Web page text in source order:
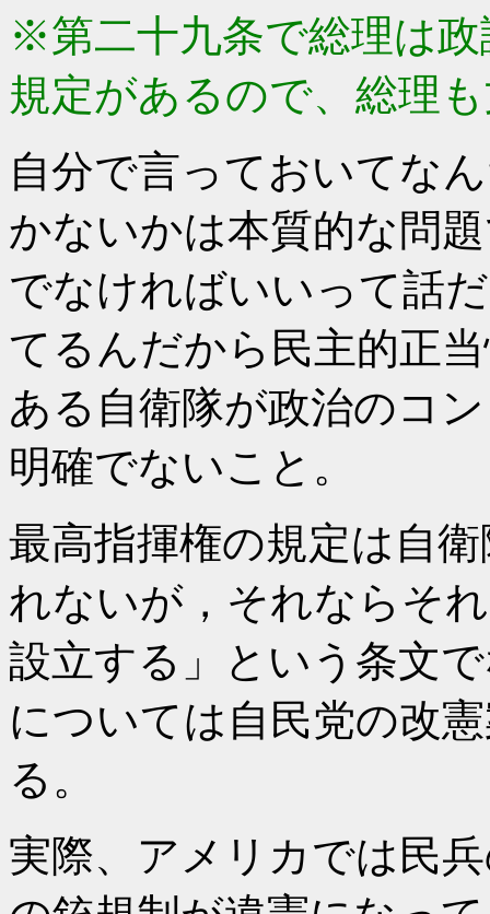
※第二十九条で総理は
規定があるので、総理
自分で言っておいてな
かないかは本質的な問
でなければいいって話
てるんだから民主的正
ある自衛隊が政治のコ
明確でないこと。
最高指揮権の規定は自
れないが，それならそ
設立する」という条文
については自民党の改
る。
実際、アメリカでは民